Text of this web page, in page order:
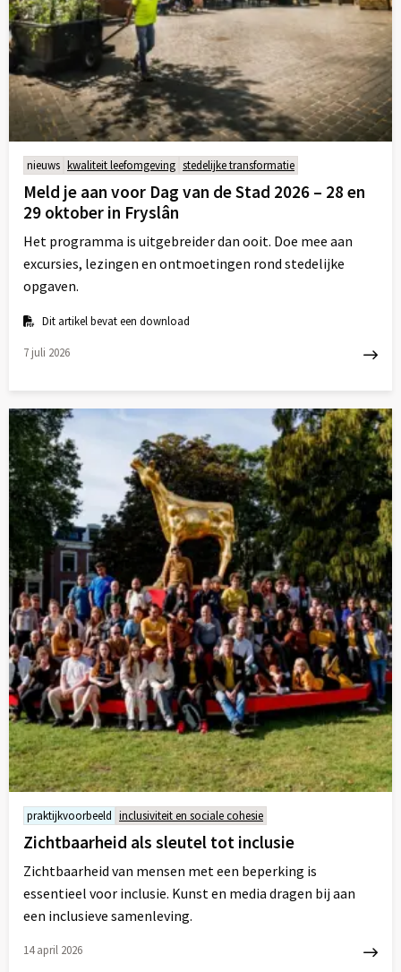
nieuws kwaliteit leefomgeving stedelijke transformatie
Meld je aan voor Dag van de Stad 2026 – 28 en
29 oktober in Fryslân
Het programma is uitgebreider dan ooit. Doe mee aan
excursies, lezingen en ontmoetingen rond stedelijke
opgaven.
Dit artikel bevat een download
7 juli 2026
meer
over
praktijkvoorbeeld inclusiviteit en sociale cohesie
Zichtbaarheid als sleutel tot inclusie
Zichtbaarheid van mensen met een beperking is
essentieel voor inclusie. Kunst en media dragen bij aan
een inclusieve samenleving.
14 april 2026